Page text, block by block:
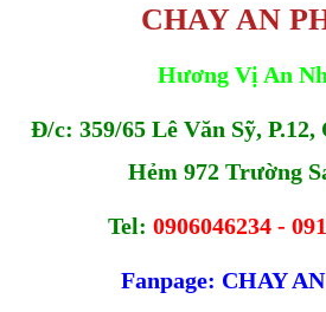
CHAY AN
Hương Vị An
Đ/c: 359/65 Lê Văn Sỹ,
Hẻm 972 Trường
Tel: 0906046234 -
Fanpage: CHAY